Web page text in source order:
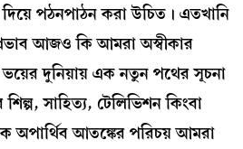
পঠনপাঠন করা উচিত। এতখানি
আজও কি আমরা অস্বীকার
দুনিয়ায় এক নতুন পথের সূচনা
সাহিত্য, টেলিভিশন কিংবা
অপার্থিব আতঙ্কের পরিচয় আমরা